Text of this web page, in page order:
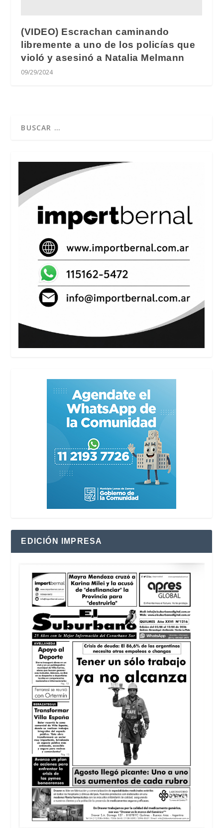
(VIDEO) Escrachan caminando
libremente a uno de los policías que
violó y asesinó a Natalia Melmann
09/29/2024
EDICIÓN IMPRESA